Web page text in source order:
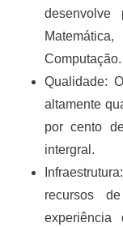
desenvolve
Computação.
Qualidade:
altamente
por cento
intergral.
recursos
experiência